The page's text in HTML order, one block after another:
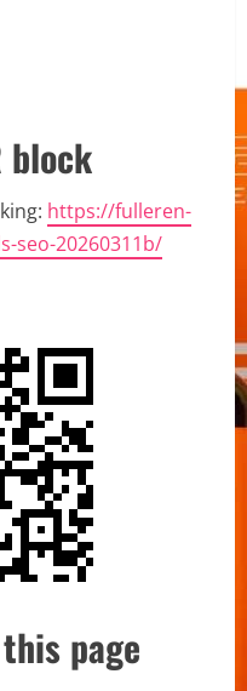
block
https://fulleren-
seo-20260311b/
page